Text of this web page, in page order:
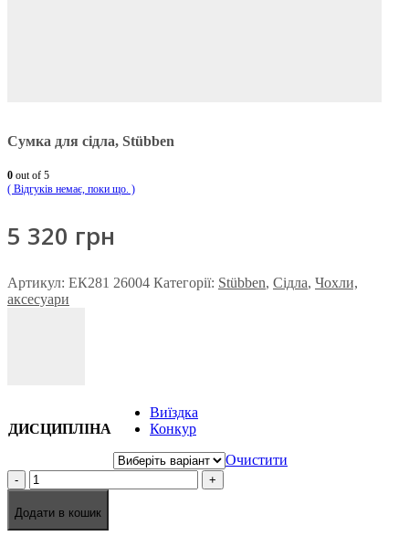
Сумка для сідла, Stübben
0 out of 5
( Відгуків немає, поки що. )
5 320 грн
Артикул: ЕК281 26004 Категорії: Stübben, Сідла, Чохли,
аксесуари
ДИСЦИПЛІНА
Виїздка
Конкур
Очистити
- +
Додати в кошик